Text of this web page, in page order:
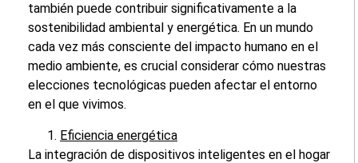
también puede contribuir significativamente a la
sostenibilidad ambiental y energética. En un mundo
cada vez más consciente del impacto humano en el
medio ambiente, es crucial considerar cómo nuestras
elecciones tecnológicas pueden afectar el entorno
en el que vivimos.
Eficiencia energética
La integración de dispositivos inteligentes en el hogar